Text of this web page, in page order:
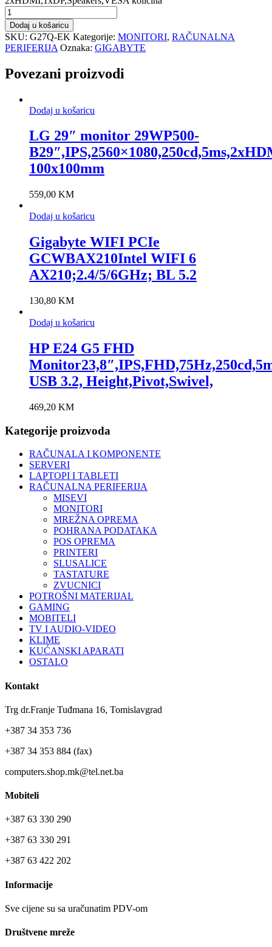
Dodaj u košaricu
SKU: G27Q-EK Kategorije: MONITORI, RAČUNALNA
PERIFERIJA Oznaka: GIGABYTE
Povezani proizvodi
Dodaj u košaricu
LG 29″ monitor 29WP500-
100x100mm
559,00 KM
Dodaj u košaricu
Gigabyte WIFI PCIe
GCWBAX210Intel WIFI 6
AX210;2.4/5/6GHz; BL 5.2
130,80 KM
Dodaj u košaricu
HP E24 G5 FHD
USB 3.2, Height,Pivot,Swivel,
469,20 KM
Kategorije proizvoda
RAČUNALA I KOMPONENTE
SERVERI
LAPTOPI I TABLETI
RAČUNALNA PERIFERIJA
MISEVI
MONITORI
MREŽNA OPREMA
POHRANA PODATAKA
POS OPREMA
PRINTERI
SLUSALICE
TASTATURE
ZVUCNICI
POTROŠNI MATERIJAL
GAMING
MOBITELI
TV I AUDIO-VIDEO
KLIME
KUĆANSKI APARATI
OSTALO
Kontakt
Trg dr.Franje Tuđmana 16, Tomislavgrad
+387 34 353 736
+387 34 353 884 (fax)
computers.shop.mk@tel.net.ba
Mobiteli
+387 63 330 290
+387 63 330 291
+387 63 422 202
Informacije
Sve cijene su sa uračunatim PDV-om
Društvene mreže